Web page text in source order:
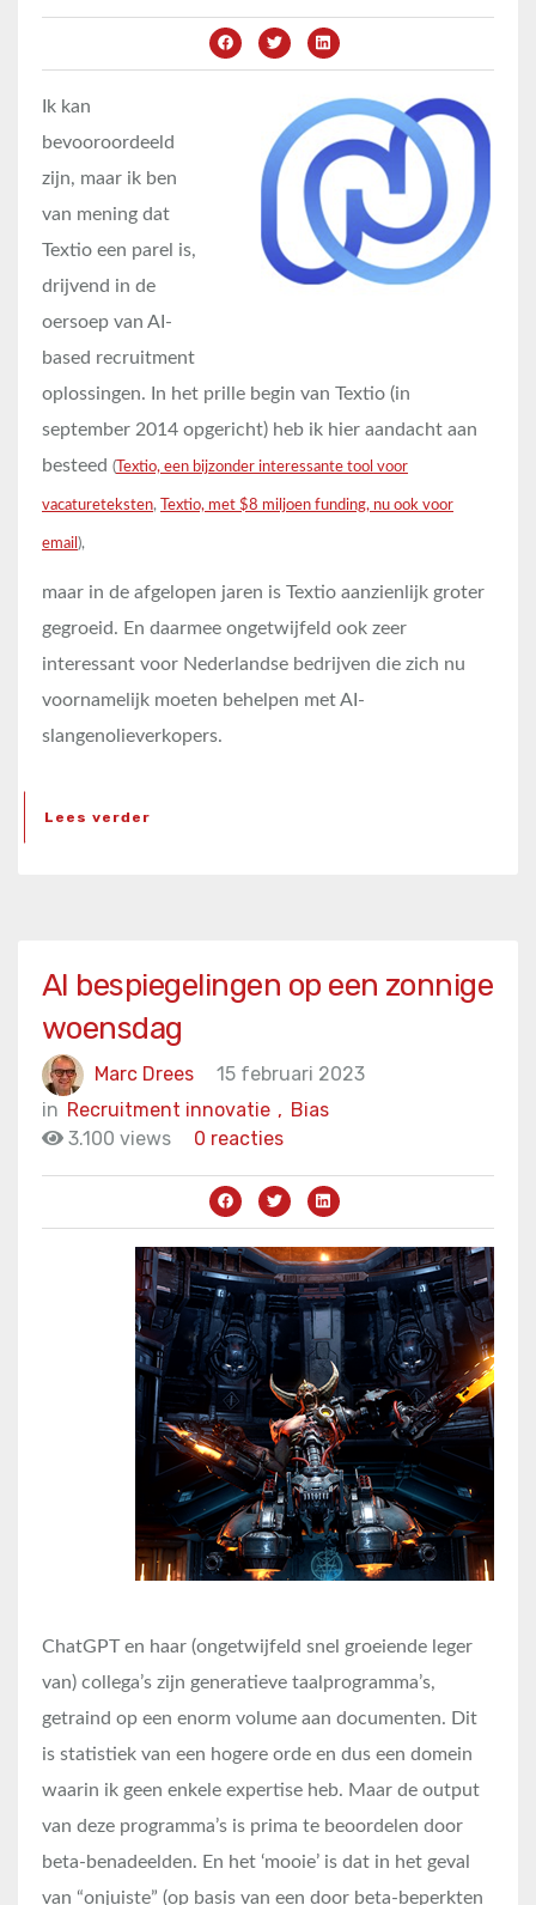
Ik kan
bevooroordeeld
zijn, maar ik ben
van mening dat
Textio een parel is,
drijvend in de
oersoep van AI-
based recruitment
oplossingen. In het prille begin van Textio (in
september 2014 opgericht) heb ik hier aandacht aan
besteed ( Textio, een bijzonder interessante tool voor
vacatureteksten, Textio, met $8 miljoen funding, nu ook voor
email ),
maar in de afgelopen jaren is Textio aanzienlijk groter
gegroeid. En daarmee ongetwijfeld ook zeer
interessant voor Nederlandse bedrijven die zich nu
voornamelijk moeten behelpen met AI-
slangenolieverkopers.
Lees verder
AI bespiegelingen op een zonnige
woensdag
Marc Drees
15 februari 2023
in
Bias
Recruitment innovatie ,
3.100 views
0 reacties
ChatGPT en haar (ongetwijfeld snel groeiende leger
van) collega’s zijn generatieve taalprogramma’s,
getraind op een enorm volume aan documenten. Dit
is statistiek van een hogere orde en dus een domein
waarin ik geen enkele expertise heb. Maar de output
van deze programma’s is prima te beoordelen door
beta-benadeelden. En het ‘mooie’ is dat in het geval
van “onjuiste” (op basis van een door beta-beperkten